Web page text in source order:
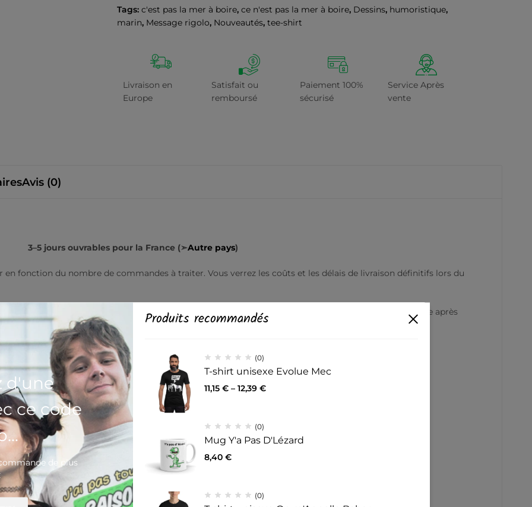
Tags: c'est pas la mer à boire, ce n'est pas la mer à boire, Dessins, humoristique,
marin, Message rigolo, Nouveautés, tee-shirt
Livraison en
Europe
Satisfait ou
remboursé
Paiement 100%
sécurisé
Service Après
vente
Avis (0)
3–5 jours ouvrables pour la France (➣Autre pays)
fonction du nombre de commandes à traiter. Vous verrez les coûts et les délais de livraison définitifs lors du
structurée qui le sublime. Son tissu en coton résistant propose un tombé net, conserve sa forme lavage après
Ajoutez votre design et créez un t-shirt au style intemporel et élégant.
et de 50 % polyester
République dominicaine, Bangladesh et Mexique
d'une
ce code
de plus
Produits recommandés
(0)
T-shirt unisexe Evolue Mec
11,15 € – 12,39 €
(0)
Mug Y'a Pas D'Lézard
8,40 €
(0)